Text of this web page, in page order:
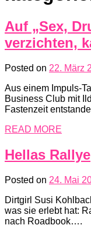
Auf „Sex,
verzichten,
Posted on 22. März
Aus einem Impuls-
Business Club mit
Fastenzeit
READ MORE
Hellas Rallye
Posted on 24. Mai
Dirtgirl Susi
was sie erlebt hat:
nach Roadbook….